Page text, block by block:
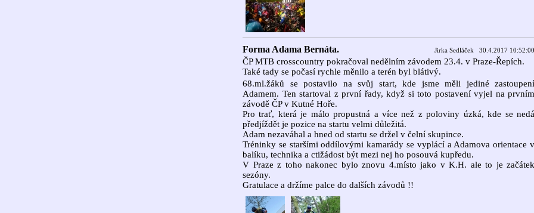
Forma Adama Bernáta. Jirka Sedláček 30.4.2017 10:52:00
ČP MTB crosscountry pokračoval nedělním závodem 23.4. v Praze-Řepích.
Také tady se počasí rychle měnilo a terén byl blátivý.
68.ml.žáků se postavilo na svůj start, kde jsme měli jediné zastoupení
Adamem. Ten startoval z první řady, když si toto postavení vyjel na prvním
závodě ČP v Kutné Hoře.
Pro trať, která je málo propustná a více než z poloviny úzká, kde se nedá
předjíždět je pozice na startu velmi důležitá.
Adam nezaváhal a hned od startu se držel v čelní skupince.
Tréninky se staršími oddílovými kamarády se vyplácí a Adamova orientace v
balíku, technika a ctižádost být mezi nej ho posouvá kupředu.
V Praze z toho nakonec bylo znovu 4.místo jako v K.H. ale to je začátek
sezóny.
Gratulace a držíme palce do dalších závodů !!